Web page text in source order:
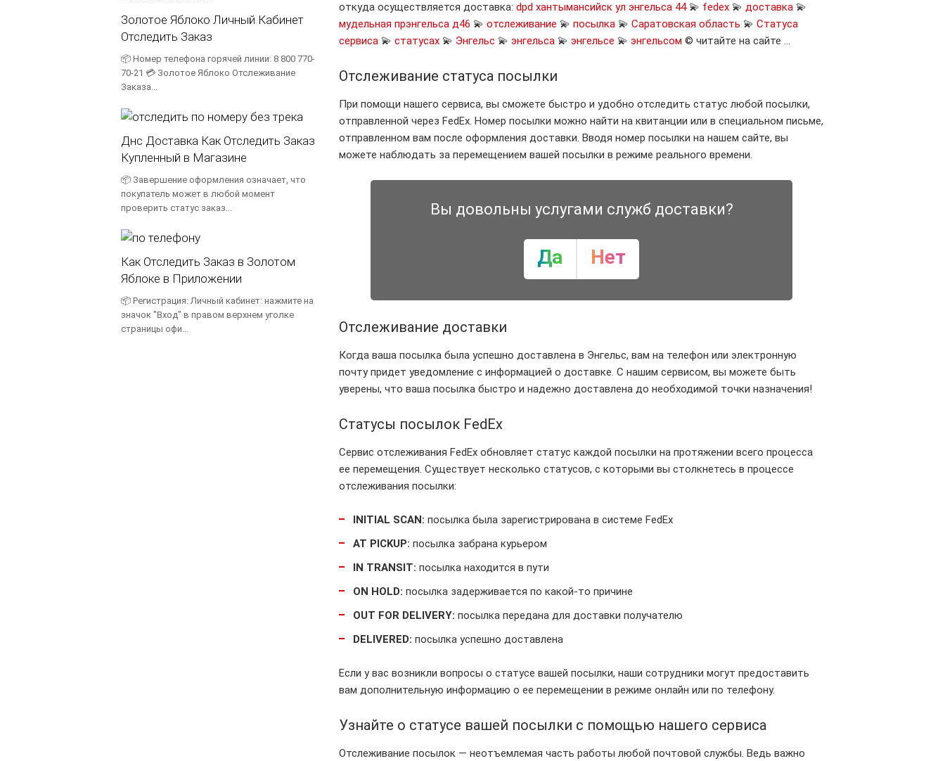
откуда осуществляется доставка: dpd хантымансийск ул энгельса 44💫 fedex 💫 доставка 💫
мудельная прэнгельса д46 💫 отслеживание 💫 посылка 💫 Саратовская область 💫 Статуса
сервиса 💫 статусах 💫 Энгельс 💫 энгельса 💫 энгельсе 💫 энгельсом © читайте на сайте …
Отслеживание статуса посылки
При помощи нашего сервиса, вы сможете быстро и удобно отследить статус любой посылки,
отправленной через FedEx. Номер посылки можно найти на квитанции или в специальном письме,
отправленном вам после оформления доставки. Вводя номер посылки на нашем сайте, вы
можете наблюдать за перемещением вашей посылки в режиме реального времени.
Вы довольны услугами служб доставки?
Да Нет
Отслеживание доставки
Когда ваша посылка была успешно доставлена в Энгельс, вам на телефон или электронную
почту придет уведомление с информацией о доставке. С нашим сервисом, вы можете быть
уверены, что ваша посылка быстро и надежно доставлена до необходимой точки назначения!
Статусы посылок FedEx
Сервис отслеживания FedEx обновляет статус каждой посылки на протяжении всего процесса
ее перемещения. Существует несколько статусов, с которыми вы столкнетесь в процессе
отслеживания посылки:
INITIAL SCAN: посылка была зарегистрирована в системе FedEx
AT PICKUP: посылка забрана курьером
IN TRANSIT: посылка находится в пути
ON HOLD: посылка задерживается по какой-то причине
OUT FOR DELIVERY: посылка передана для доставки получателю
DELIVERED: посылка успешно доставлена
Если у вас возникли вопросы о статусе вашей посылки, наши сотрудники могут предоставить
вам дополнительную информацию о ее перемещении в режиме онлайн или по телефону.
Узнайте о статусе вашей посылки с помощью нашего сервиса
Отслеживание посылок — неотъемлемая часть работы любой почтовой службы. Ведь важно
Золотое Яблоко Личный Кабинет
Отследить Заказ
📦 Номер телефона горячей линии: 8 800 770-
70-21 💳 Золотое Яблоко Отслеживание
Заказа...
Днс Доставка Как Отследить Заказ
Купленный в Магазине
📦 Завершение оформления означает, что
покупатель может в любой момент
проверить статус заказ...
Как Отследить Заказ в Золотом
Яблоке в Приложении
📦 Регистрация: Личный кабинет: нажмите на
значок "Вход" в правом верхнем уголке
страницы офи...